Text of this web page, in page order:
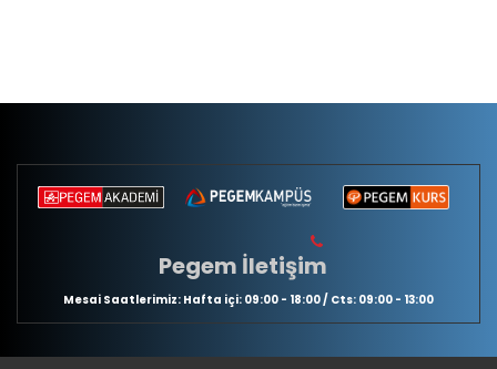
Pegem İletişim
Mesai Saatlerimiz: Hafta içi: 09:00 - 18:00 / Cts: 09:00 - 13:00